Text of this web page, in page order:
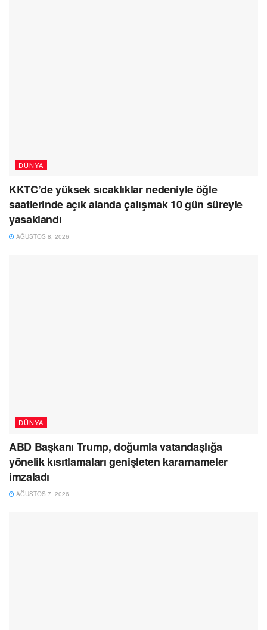
DÜNYA
KKTC’de yüksek sıcaklıklar nedeniyle öğle
saatlerinde açık alanda çalışmak 10 gün süreyle
yasaklandı
AĞUSTOS 8, 2026
DÜNYA
ABD Başkanı Trump, doğumla vatandaşlığa
yönelik kısıtlamaları genişleten kararnameler
imzaladı
AĞUSTOS 7, 2026